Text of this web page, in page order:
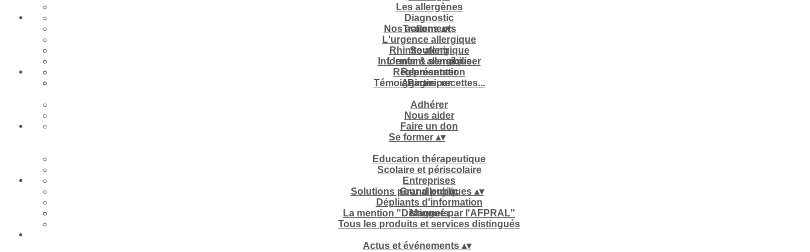
Les allergènes
Diagnostic
Traitements
L'urgence allergique
Rhinite allergique
L'enfant allergique
Réglementation
Témoignages, recettes...
Nos actions▴▾
Soutenir
Informer & sensibiliser
Représenter
Participer
Agir▴▾
Adhérer
Nous aider
Faire un don
Se former ▴▾
Education thérapeutique
Scolaire et périscolaire
Entreprises
Grand public
Dépliants d'information
Magnets
Solutions pour allergiques ▴▾
La mention "Distingué par l'AFPRAL"
Tous les produits et services distingués
Actus et événements ▴▾